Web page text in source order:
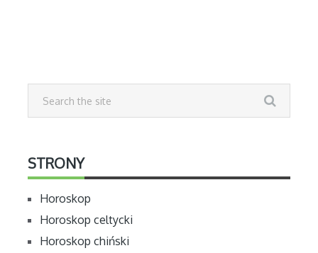
STRONY
Horoskop
Horoskop celtycki
Horoskop chiński